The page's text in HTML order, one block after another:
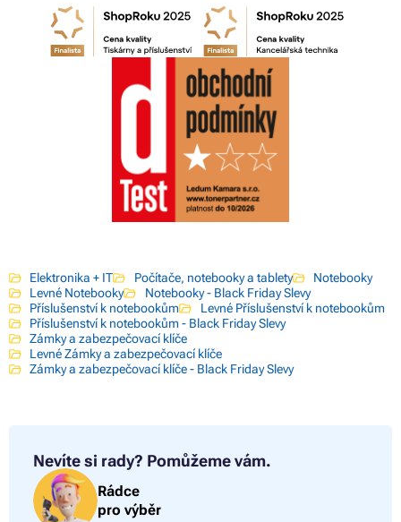
Elektronika + IT Počítače, notebooky a tablety
Notebooky
Levné Notebooky
Notebooky - Black Friday Slevy
Příslušenství k notebookům
Levné Příslušenství k notebookům
Příslušenství k notebookům - Black Friday Slevy
Zámky a zabezpečovací klíče
Levné Zámky a zabezpečovací klíče
Zámky a zabezpečovací klíče - Black Friday Slevy
Nevíte si rady? Pomůžeme vám.
Rádce
pro výběr